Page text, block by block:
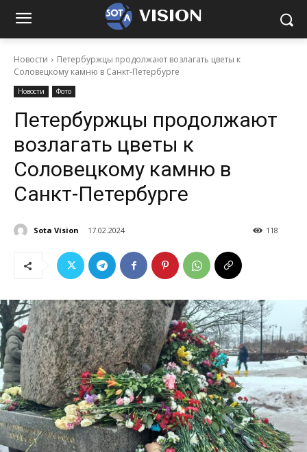
VISION
Новости
Петербуржцы продолжают возлагать цветы к
Соловецкому камню в Санкт-Петербурге
Новости Фото
Петербуржцы продолжают
возлагать цветы к
Соловецкому камню в
Санкт-Петербурге
Sota Vision 17.02.2024 118